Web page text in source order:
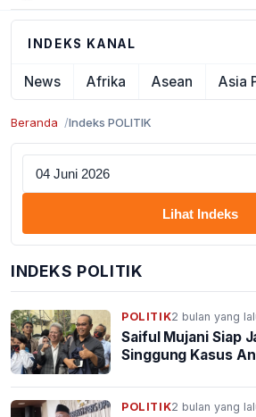
INDEKS KANAL
News Afrika Asean Asia
Beranda Indeks POLITIK
Lihat Indeks
INDEKS POLITIK
POLITIK2 bulan yang
Saiful Mujani Siap
Singgung Kasus
POLITIK2 bulan yang